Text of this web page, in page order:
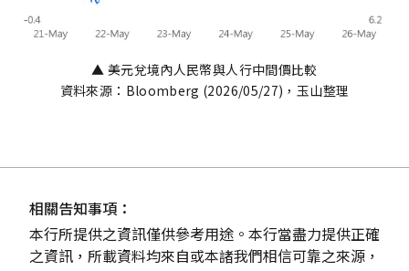
▲ 美元兌境內人民幣與人行中間價比較
資料來源：Bloomberg (2026/05/27)，玉山整理
相關告知事項：
本行所提供之資訊僅供參考用途。本行當盡力提供正確
之資訊，所載資料均來自或本諸我們相信可靠之來源，